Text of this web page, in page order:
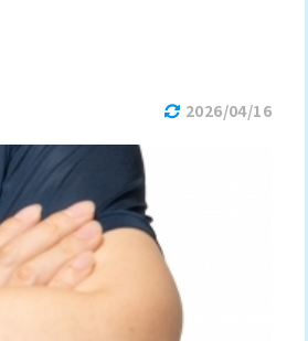
2026/04/16